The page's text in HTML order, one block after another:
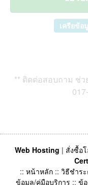
เครียข้อ
** ติดต่อสอบถาม ช่ว
Web Hosting | สั่งซื้อ
:: หน้าหลัก :: วิธีชำร
ข้อมูล/คู่มือบริการ :: ข้